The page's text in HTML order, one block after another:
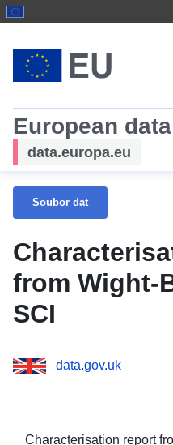
European data
data.europa.eu
Soubor dat
from Wight-
SCI
data.gov.uk
Characterisation report